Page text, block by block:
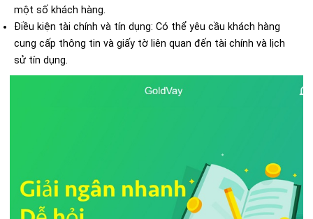
một số khách hàng.
Điều kiện tài chính và tín dụng: Có thể yêu cầu khách hàng
cung cấp thông tin và giấy tờ liên quan đến tài chính và lịch
sử tín dụng.